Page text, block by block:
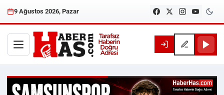
9 Ağustos 2026, Pazar
Haberhas — Samsun Son